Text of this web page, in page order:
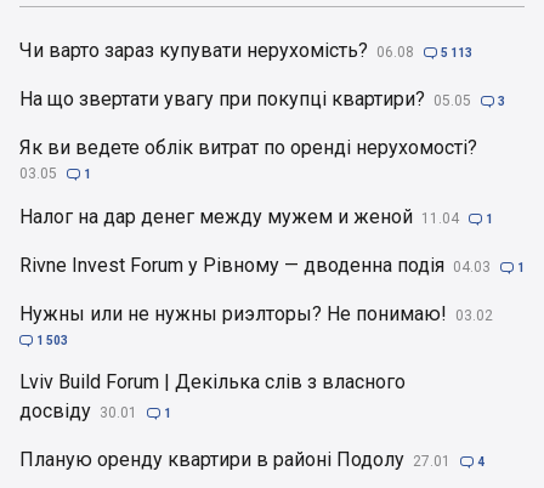
Чи варто зараз купувати нерухомість? 06.08  5 113
На що звертати увагу при покупці квартири? 05.05  3
Як ви ведете облік витрат по оренді нерухомості?
03.05  1
Налог на дар денег между мужем и женой 11.04  1
Rivne Invest Forum у Рівному — дводенна подія 04.03  1
Нужны или не нужны риэлторы? Не понимаю! 03.02
 1 503
Lviv Build Forum | Декілька слів з власного
досвіду 30.01  1
Планую оренду квартири в районі Подолу 27.01  4